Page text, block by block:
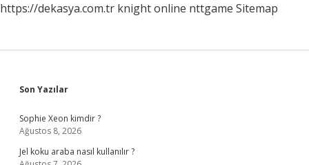
https://dekasya.com.tr knight online nttgame Sitemap
Sidebar
Son Yazılar
Sophie Xeon kimdir ?
Ağustos 8, 2026
Jel koku araba nasıl kullanılır ?